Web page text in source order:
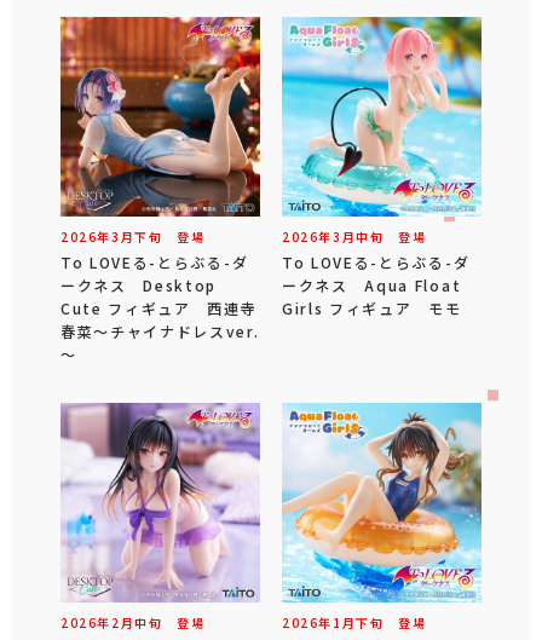
2026年3 月下旬 登場
To LOVEる-とらぶる-ダ
ークネス Desktop
Cute フィギュア 西連寺
春菜～チャイナドレスver.
～
2026年3 月中旬 登場
To LOVEる-とらぶる-ダ
ークネス Aqua Float
Girls フィギュア モモ
2026年 2 月中旬 登場 2026年 1 月下旬 登場